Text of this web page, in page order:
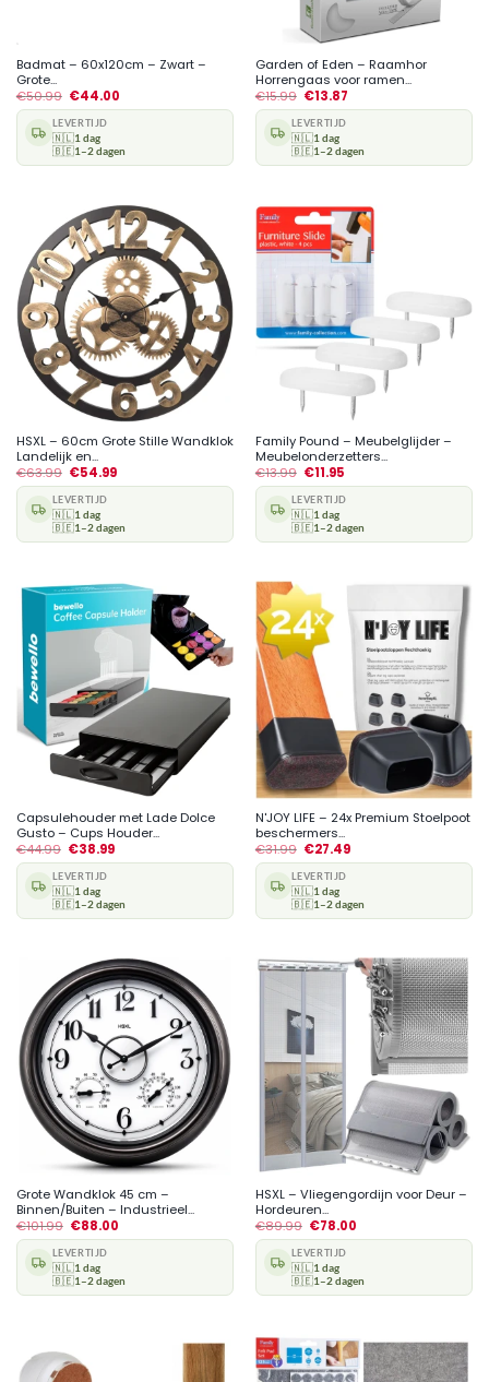
Badmat – 60x120cm – Zwart –
Grote...
€50.99 €44.00
LEVERTIJD
🇳🇱1 dag
🇧🇪1–2 dagen
Garden of Eden – Raamhor
Horrengaas voor ramen...
€15.99 €13.87
LEVERTIJD
🇳🇱1 dag
🇧🇪1–2 dagen
HSXL – 60cm Grote Stille Wandklok
Landelijk en...
€63.99 €54.99
LEVERTIJD
🇳🇱1 dag
🇧🇪1–2 dagen
Family Pound – Meubelglijder –
Meubelonderzetters...
€13.99 €11.95
LEVERTIJD
🇳🇱1 dag
🇧🇪1–2 dagen
Capsulehouder met Lade Dolce
Gusto – Cups Houder...
€44.99 €38.99
LEVERTIJD
🇳🇱1 dag
🇧🇪1–2 dagen
N'JOY LIFE – 24x Premium Stoelpoot
beschermers...
€31.99 €27.49
LEVERTIJD
🇳🇱1 dag
🇧🇪1–2 dagen
Grote Wandklok 45 cm –
Binnen/Buiten – Industrieel...
€101.99 €88.00
LEVERTIJD
🇳🇱1 dag
🇧🇪1–2 dagen
HSXL – Vliegengordijn voor Deur –
Hordeuren...
€89.99 €78.00
LEVERTIJD
🇳🇱1 dag
🇧🇪1–2 dagen